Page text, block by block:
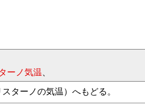
ーノ気温
スターノの気温）へもどる。